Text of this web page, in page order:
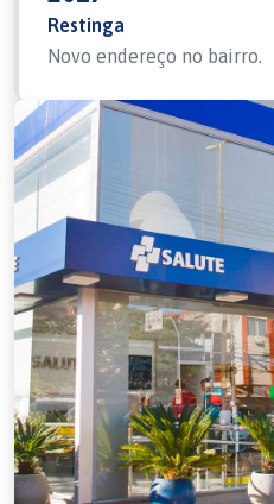
Restinga
Novo endereço no bairro.